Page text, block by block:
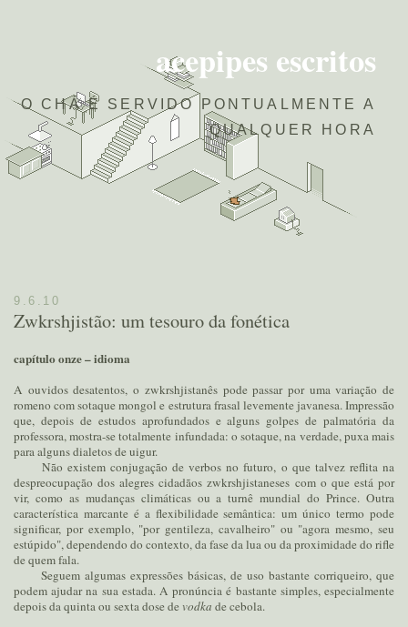
acepipes escritos
O CHÁ É SERVIDO PONTUALMENTE A
QUALQUER HORA
9.6.10
Zwkrshjistão: um tesouro da fonética
capítulo onze – idioma
A ouvidos desatentos, o zwkrshjistanês pode passar por uma variação de
romeno com sotaque mongol e estrutura frasal levemente javanesa. Impressão
que, depois de estudos aprofundados e alguns golpes de palmatória da
professora, mostra-se totalmente infundada: o sotaque, na verdade, puxa mais
para alguns dialetos de uigur.
Não existem conjugação de verbos no futuro, o que talvez reflita na
despreocupação dos alegres cidadãos zwkrshjistaneses com o que está por
vir, como as mudanças climáticas ou a turnê mundial do Prince. Outra
característica marcante é a flexibilidade semântica: um único termo pode
significar, por exemplo, "por gentileza, cavalheiro" ou "agora mesmo, seu
estúpido", dependendo do contexto, da fase da lua ou da proximidade do rifle
de quem fala.
Seguem algumas expressões básicas, de uso bastante corriqueiro, que
podem ajudar na sua estada. A pronúncia é bastante simples, especialmente
depois da quinta ou sexta dose de vodka de cebola.